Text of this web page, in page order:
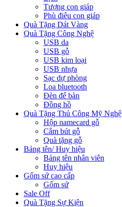
Tượng con giáp
Phù điêu con giáp
Quà Tặng Dát Vàng
Quà Tặng Công Nghệ
USB da
USB gỗ
USB kim loại
USB nhựa
Sạc dự phòng
Loa bluetooth
Đèn để bàn
Đồng hồ
Quà Tặng Thủ Công Mỹ Nghệ
Hộp namecard gỗ
Cắm bút gỗ
Quà tặng gỗ
Bảng tên/ Huy hiệu
Bảng tên nhân viên
Huy hiệu
Gốm sứ cao cấp
Gốm sứ
Sale Off
Quà Tặng Sự Kiện